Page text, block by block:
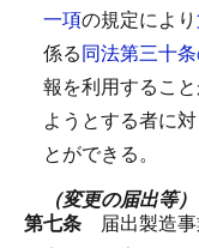
一項の規定により
係る同法第三十
報を利用するこ
ようとする者に
とができる。
（変更の届出等）
第七条 届出製造事